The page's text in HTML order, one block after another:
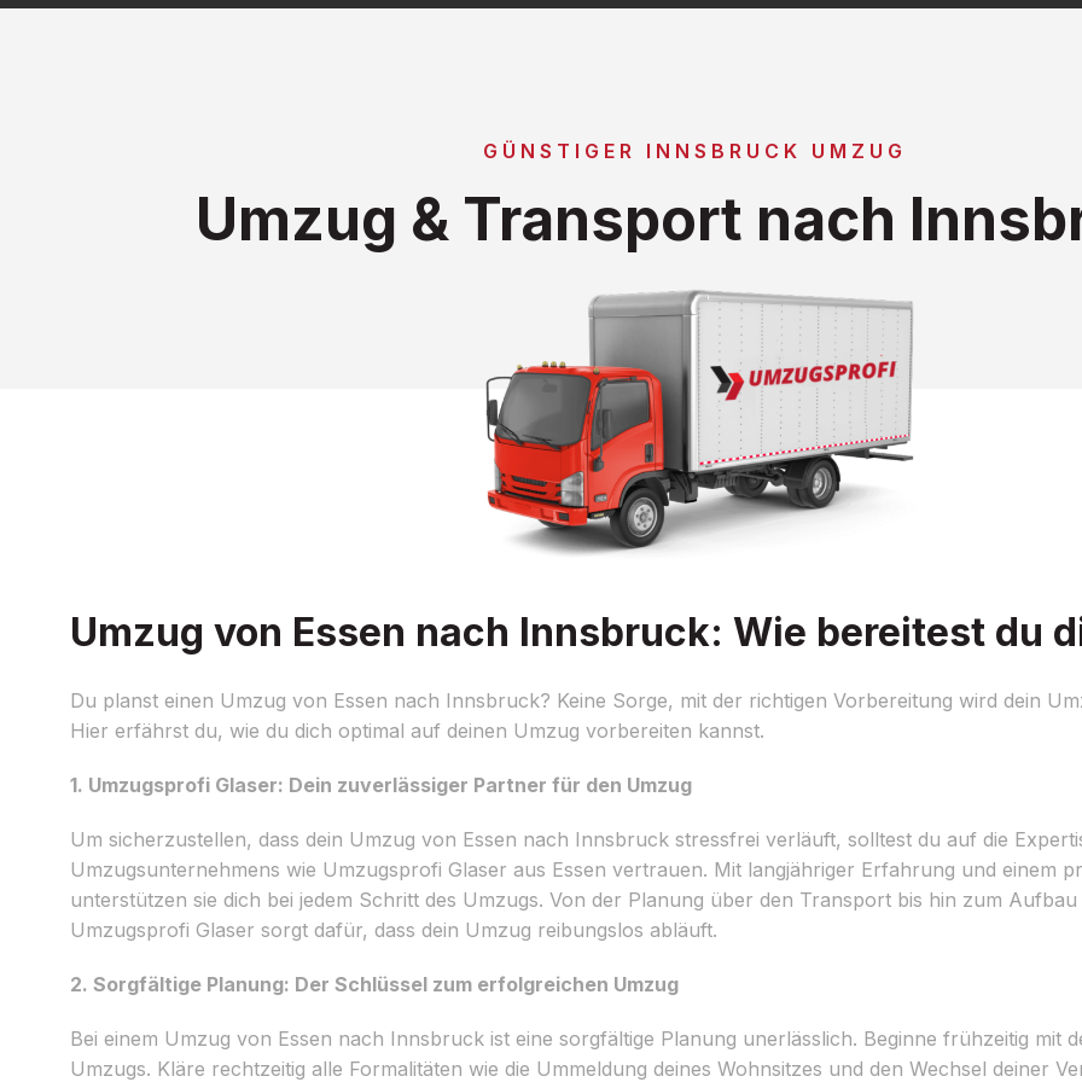
GÜNSTIGER INNSBRUCK UMZUG
Umzug & Transport nach
Umzug von Essen nach Innsbruck: Wie bereitest du
Du planst einen Umzug von Essen nach Innsbruck? Keine Sorge, mit der richtigen Vorbereitung wird dein
Hier erfährst du, wie du dich optimal auf deinen Umzug vorbereiten kannst.
1. Umzugsprofi Glaser: Dein zuverlässiger Partner für den Umzug
Um sicherzustellen, dass dein Umzug von Essen nach Innsbruck stressfrei verläuft, solltest du auf die
Umzugsunternehmens wie Umzugsprofi Glaser aus Essen vertrauen. Mit langjähriger Erfahrung und einem
unterstützen sie dich bei jedem Schritt des Umzugs. Von der Planung über den Transport bis hin zum
Umzugsprofi Glaser sorgt dafür, dass dein Umzug reibungslos abläuft.
2. Sorgfältige Planung: Der Schlüssel zum erfolgreichen Umzug
Bei einem Umzug von Essen nach Innsbruck ist eine sorgfältige Planung unerlässlich. Beginne frühzeitig mit
Umzugs. Kläre rechtzeitig alle Formalitäten wie die Ummeldung deines Wohnsitzes und den Wechsel deiner